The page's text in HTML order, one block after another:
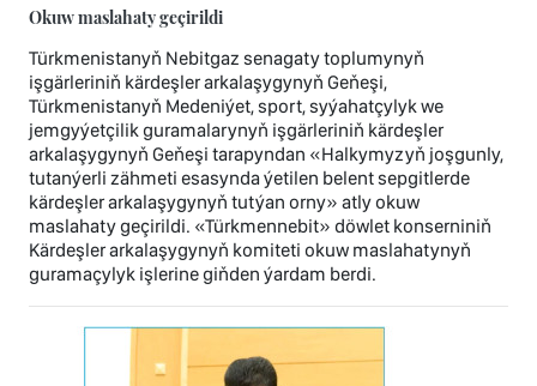
Okuw maslahaty geçirildi
Türkmenistanyň Nebitgaz senagaty toplumynyň
işgärleriniň kärdeşler arkalaşygynyň Geňeşi,
Türkmenistanyň Medeniýet, sport, syýahatçylyk we
jemgyýetçilik guramalarynyň işgärleriniň kärdeşler
arkalaşygynyň Geňeşi tarapyndan «Halkymyzyň joşgunly,
tutanýerli zähmeti esasynda ýetilen belent sepgitlerde
kärdeşler arkalaşygynyň tutýan orny» atly okuw
maslahaty geçirildi. «Türkmennebit» döwlet konserniniň
Kärdeşler arkalaşygynyň komiteti okuw maslahatynyň
guramaçylyk işlerine giňden ýardam berdi.